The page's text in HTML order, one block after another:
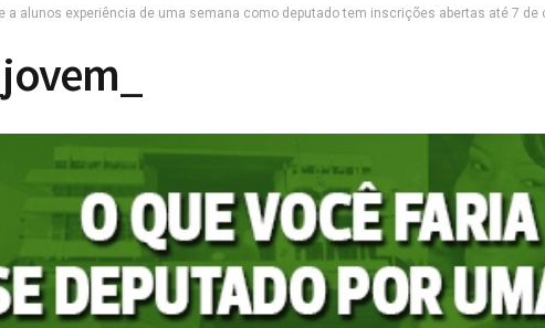
a alunos experiência de uma semana como deputado tem inscrições abertas até 7 de